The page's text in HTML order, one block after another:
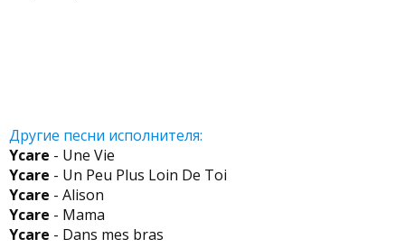
Другие песни исполнителя:
Ycare - Une Vie
Ycare - Un Peu Plus Loin De Toi
Ycare - Alison
Ycare - Mama
Ycare - Dans mes bras